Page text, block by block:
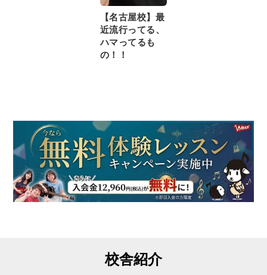
【名古屋校】最
近流行ってる、
ハマってるも
の！！
校舎紹介